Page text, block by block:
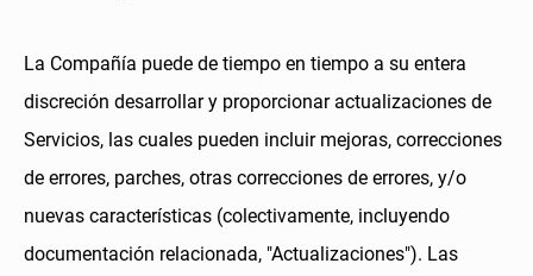
La Compañía puede de tiempo en tiempo a su entera
discreción desarrollar y proporcionar actualizaciones de
Servicios, las cuales pueden incluir mejoras, correcciones
de errores, parches, otras correcciones de errores, y/o
nuevas características (colectivamente, incluyendo
documentación relacionada, "Actualizaciones"). Las